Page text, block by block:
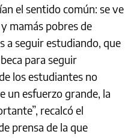
el sentido común: se ve
mamás pobres de
a seguir estudiando, que
para seguir
los estudiantes no
un esfuerzo grande, la
recalcó el
prensa de la que